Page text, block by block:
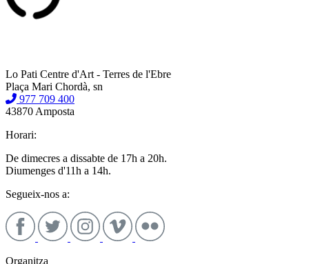
Lo Pati Centre d'Art - Terres de l'Ebre
Plaça Mari Chordà, sn
977 709 400
43870 Amposta
Horari:
De dimecres a dissabte de 17h a 20h.
Diumenges d'11h a 14h.
Segueix-nos a:
Organitza